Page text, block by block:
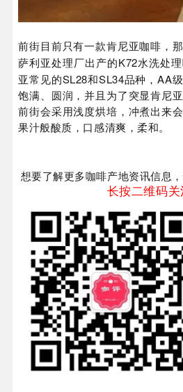
前街目前只有一款肯尼亚咖啡，
萨利亚处理厂出产的K72水洗处
亚常见的SL28和SL34品种，AA
饱满、圆润，并且为了突显肯尼
前街会采用浅度烘培，冲煮出来
果汁般酸质，口感清爽，柔和。
想要了解更多咖啡产地资讯信息
长按二维码关